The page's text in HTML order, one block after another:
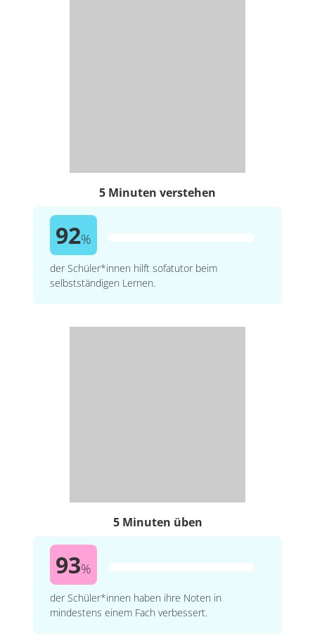
5 Minuten verstehen
92%
der Schüler*innen hilft sofatutor beim
selbstständigen Lernen.
5 Minuten üben
93%
der Schüler*innen haben ihre Noten in
mindestens einem Fach verbessert.